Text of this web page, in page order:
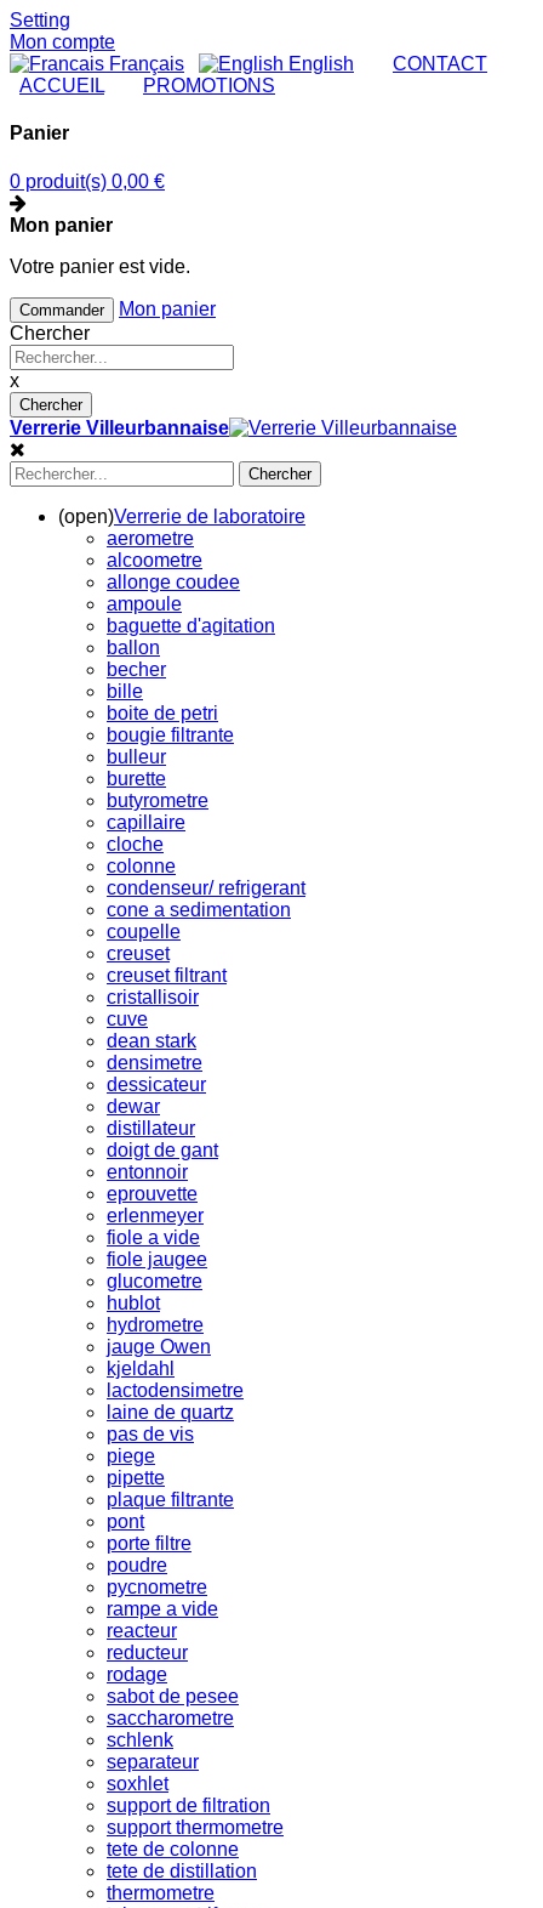
Setting
Mon compte
Français
English CONTACT
ACCUEIL
PROMOTIONS
Panier
0 produit(s) 0,00 €
Mon panier
Votre panier est vide.
Commander
Mon panier
Chercher
x
Chercher
Verrerie Villeurbannaise
Chercher
(open)Verrerie de laboratoire
aerometre
alcoometre
allonge coudee
ampoule
baguette d'agitation
ballon
becher
bille
boite de petri
bougie filtrante
bulleur
burette
butyrometre
capillaire
cloche
colonne
condenseur/ refrigerant
cone a sedimentation
coupelle
creuset
creuset filtrant
cristallisoir
cuve
dean stark
densimetre
dessicateur
dewar
distillateur
doigt de gant
entonnoir
eprouvette
erlenmeyer
fiole a vide
fiole jaugee
glucometre
hublot
hydrometre
jauge Owen
kjeldahl
lactodensimetre
laine de quartz
pas de vis
piege
pipette
plaque filtrante
pont
porte filtre
poudre
pycnometre
rampe a vide
reacteur
reducteur
rodage
sabot de pesee
saccharometre
schlenk
separateur
soxhlet
support de filtration
support thermometre
tete de colonne
tete de distillation
thermometre